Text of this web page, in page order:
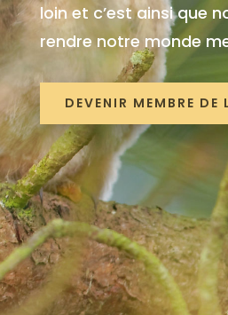
loin et c’est ainsi que
rendre notre monde
DEVENIR MEMBRE DE